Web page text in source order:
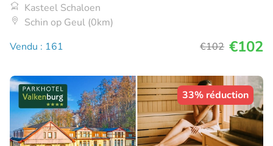
Kasteel Schaloen
Schin op Geul (0km)
Vendu : 161
€102 €102
33% réduction